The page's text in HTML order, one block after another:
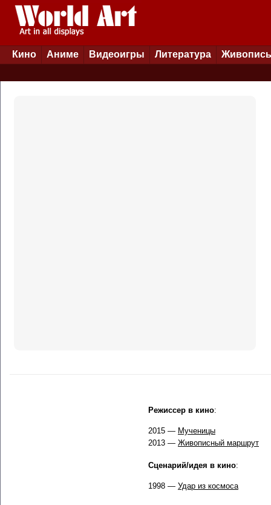
Кино Аниме Видеоигры Литература Живопись
Режиссер в кино:
2015 — Мученицы
2013 — Живописный маршрут
Сценарий/идея в кино:
1998 — Удар из космоса